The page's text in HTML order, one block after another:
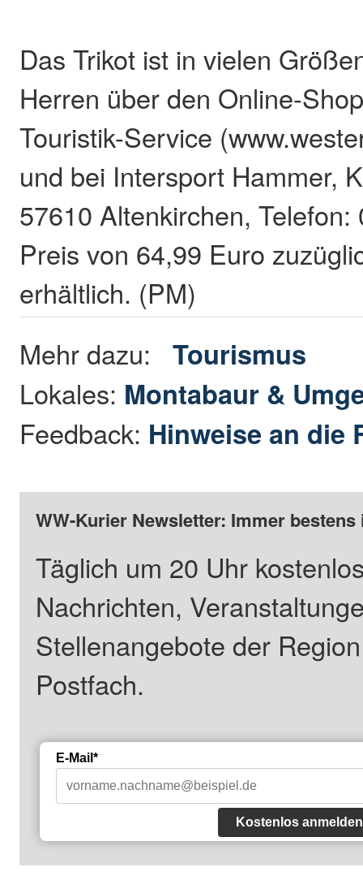
Das Trikot ist in vielen
Herren über den Online-
Touristik-Service
und bei Intersport Hammer,
57610 Altenkirchen,
Preis von 64,99 Euro
erhältlich. (PM)
Mehr dazu:Tourismus
Lokales: Montabaur &
Feedback: Hinweise an die
WW-Kurier Newsletter: Immer
Täglich um 20 Uhr
Nachrichten,
Stellenangebote der
Postfach.
E-Mail*
Kostenlos anmelden